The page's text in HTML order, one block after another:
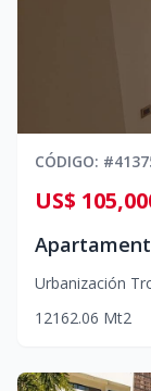
CÓDIGO: #
US$
Urbanización
1 2162.06 Mt2